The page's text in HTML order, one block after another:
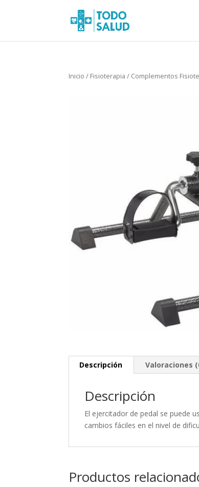
Inicio / Fisioterapia / Complementos
Descripción Valoraciones
Descripción
El ejercitador de pedal se puede
cambios fáciles en el nivel de
Productos